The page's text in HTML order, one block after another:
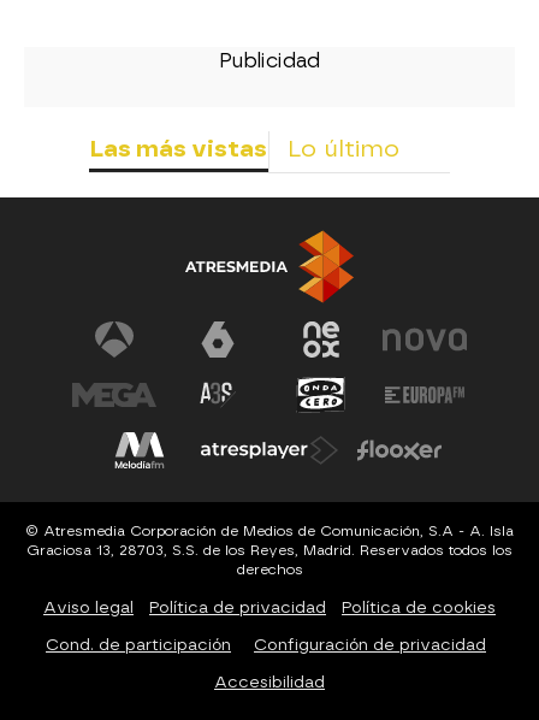
Las más vistas Lo último
© Atresmedia Corporación de Medios de Comunicación, S.A - A. Isla
Graciosa 13, 28703, S.S. de los Reyes, Madrid. Reservados todos los
derechos
Aviso legal Política de privacidad Política de cookies
Cond. de participación Configuración de privacidad
Accesibilidad